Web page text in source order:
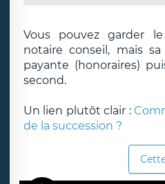
Vous pouvez garder
notaire conseil, mais
payante (honoraires)
second.
Un lien plutôt clair :
de la succession ?